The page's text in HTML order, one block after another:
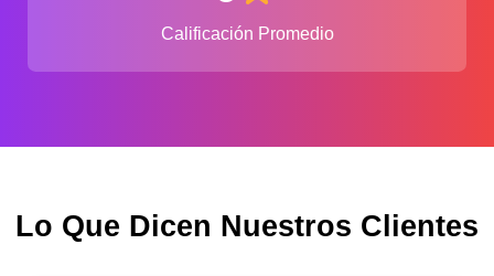
Calificación Promedio
Lo Que Dicen Nuestros Clientes